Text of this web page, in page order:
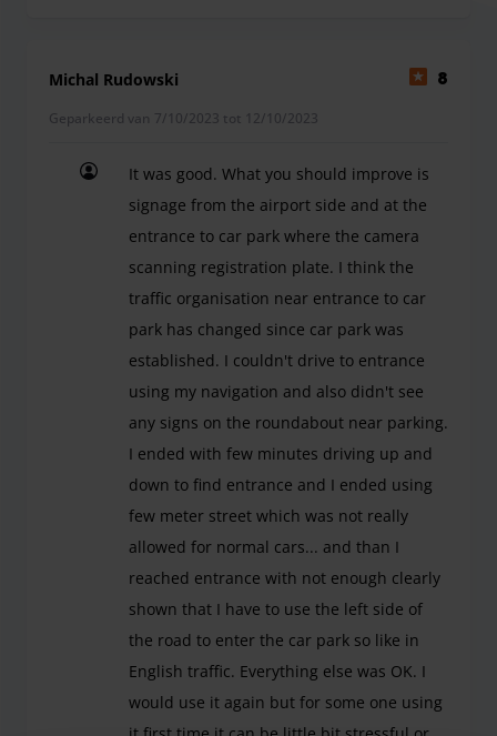
Michal Rudowski 8
Geparkeerd van 7/10/2023 tot 12/10/2023
It was good. What you should improve is
signage from the airport side and at the
entrance to car park where the camera
scanning registration plate. I think the
traffic organisation near entrance to car
park has changed since car park was
established. I couldn't drive to entrance
using my navigation and also didn't see
any signs on the roundabout near parking.
I ended with few minutes driving up and
down to find entrance and I ended using
few meter street which was not really
allowed for normal cars... and than I
reached entrance with not enough clearly
shown that I have to use the left side of
the road to enter the car park so like in
English traffic. Everything else was OK. I
would use it again but for some one using